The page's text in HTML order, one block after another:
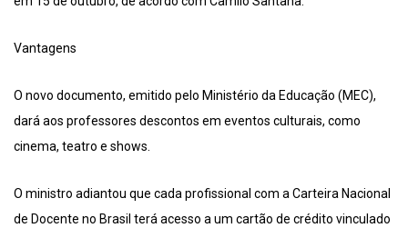
Vantagens
O novo documento, emitido pelo Ministério da Educação (MEC),
dará aos professores descontos em eventos culturais, como
cinema, teatro e shows.
O ministro adiantou que cada profissional com a Carteira Nacional
de Docente no Brasil terá acesso a um cartão de crédito vinculado